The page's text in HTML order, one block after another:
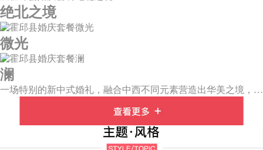
绝北之境
微光
澜
一场特别的新中式婚礼，融合中西不同元素营造出华美之境，有庄严浪漫的西式证婚，也有含蓄深情的中式感恩，从古典到现代，从前世到今生，爱，隽永铭刻。